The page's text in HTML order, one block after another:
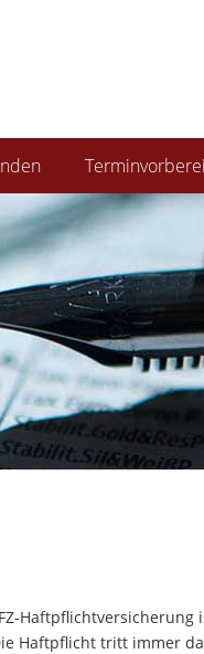
Haftpflicht tritt immer